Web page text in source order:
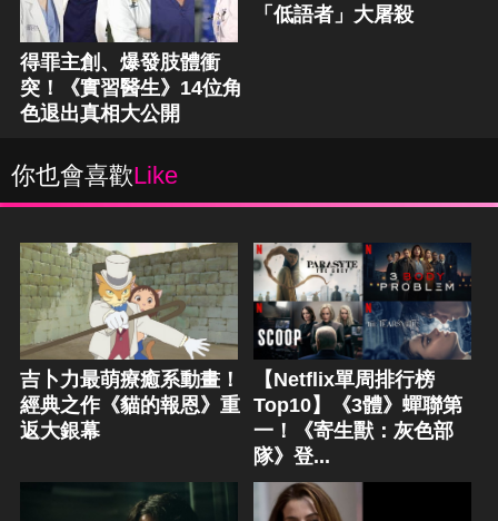
得罪主創、爆發肢體衝
突！《實習醫生》14位角
色退出真相大公開
「低語者」大屠殺
你也會喜歡Like
吉卜力最萌療癒系動畫！
經典之作《貓的報恩》重
返大銀幕
【Netflix單周排行榜
Top10】《3體》蟬聯第
一！《寄生獸：灰色部
隊》登...